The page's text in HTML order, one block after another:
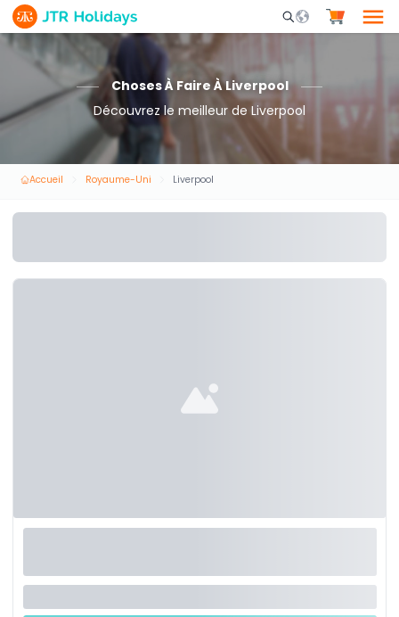
Mobile Search
Choses À Faire À Liverpool
Découvrez le meilleur de Liverpool
Accueil Royaume-Uni Liverpool